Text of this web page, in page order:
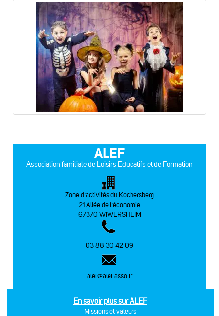
ALEF
Association familiale de Loisirs Educatifs et de Formation
Zone d’activités du Kochersberg
21 Allée de l’économie
67370 WIWERSHEIM
03 88 30 42 09
alef@alef.asso.fr
En savoir plus sur ALEF
Missions et valeurs